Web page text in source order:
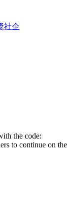
社企
the code:
to continue on the